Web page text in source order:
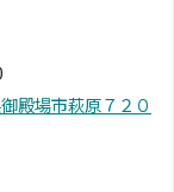
殿場市萩原７２０